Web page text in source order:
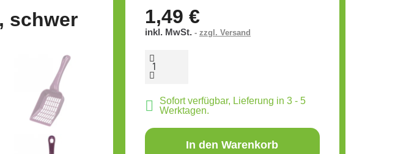
schwer 1,49 €
inkl. MwSt. zzgl. Versand
Sofort verfügbar, Lieferung in 3 - 5
Werktagen.
In den Warenkorb